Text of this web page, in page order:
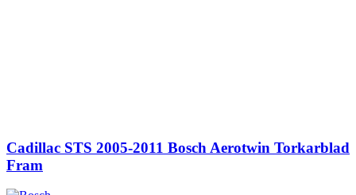
Cadillac STS 2005-2011 Bosch Aerotwin Torkarblad
Fram